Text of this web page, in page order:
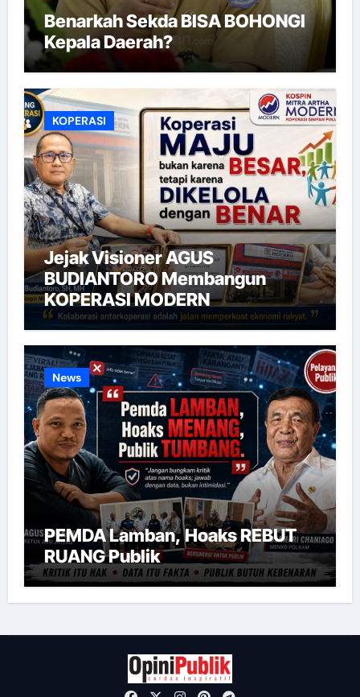
Benarkah Sekda BISA BOHONGI
Kepala Daerah?
KOPERASI
Jejak Visioner AGUS
BUDIANTORO Membangun
KOPERASI MODERN
News
PEMDA Lamban, Hoaks REBUT
RUANG Publik